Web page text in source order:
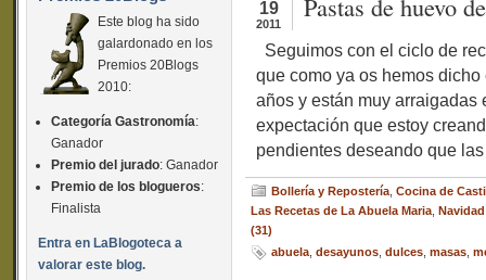
Este blog ha sido
galardonado en los
Premios 20Blogs
2010:
Categoría Gastronomía:
Ganador
Premio del jurado: Ganador
Premio de los blogueros:
Finalista
Entra en LaBlogoteca a
valorar este blog.
19
2011
Pastas de huevo
Seguimos con el ciclo de
que como ya os hemos
años y están muy
expectación que estoy
pendientes deseando que
Bollería y Repostería Cocina de
Las Recetas de La Abuela Maria Navidad
(31)
abuela desayunos dulces masas